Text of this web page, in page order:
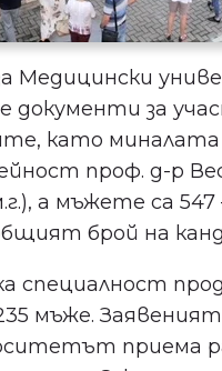
за
като миналата
проф. д-р
а мъжете са 547
брой на
мъже.
приема